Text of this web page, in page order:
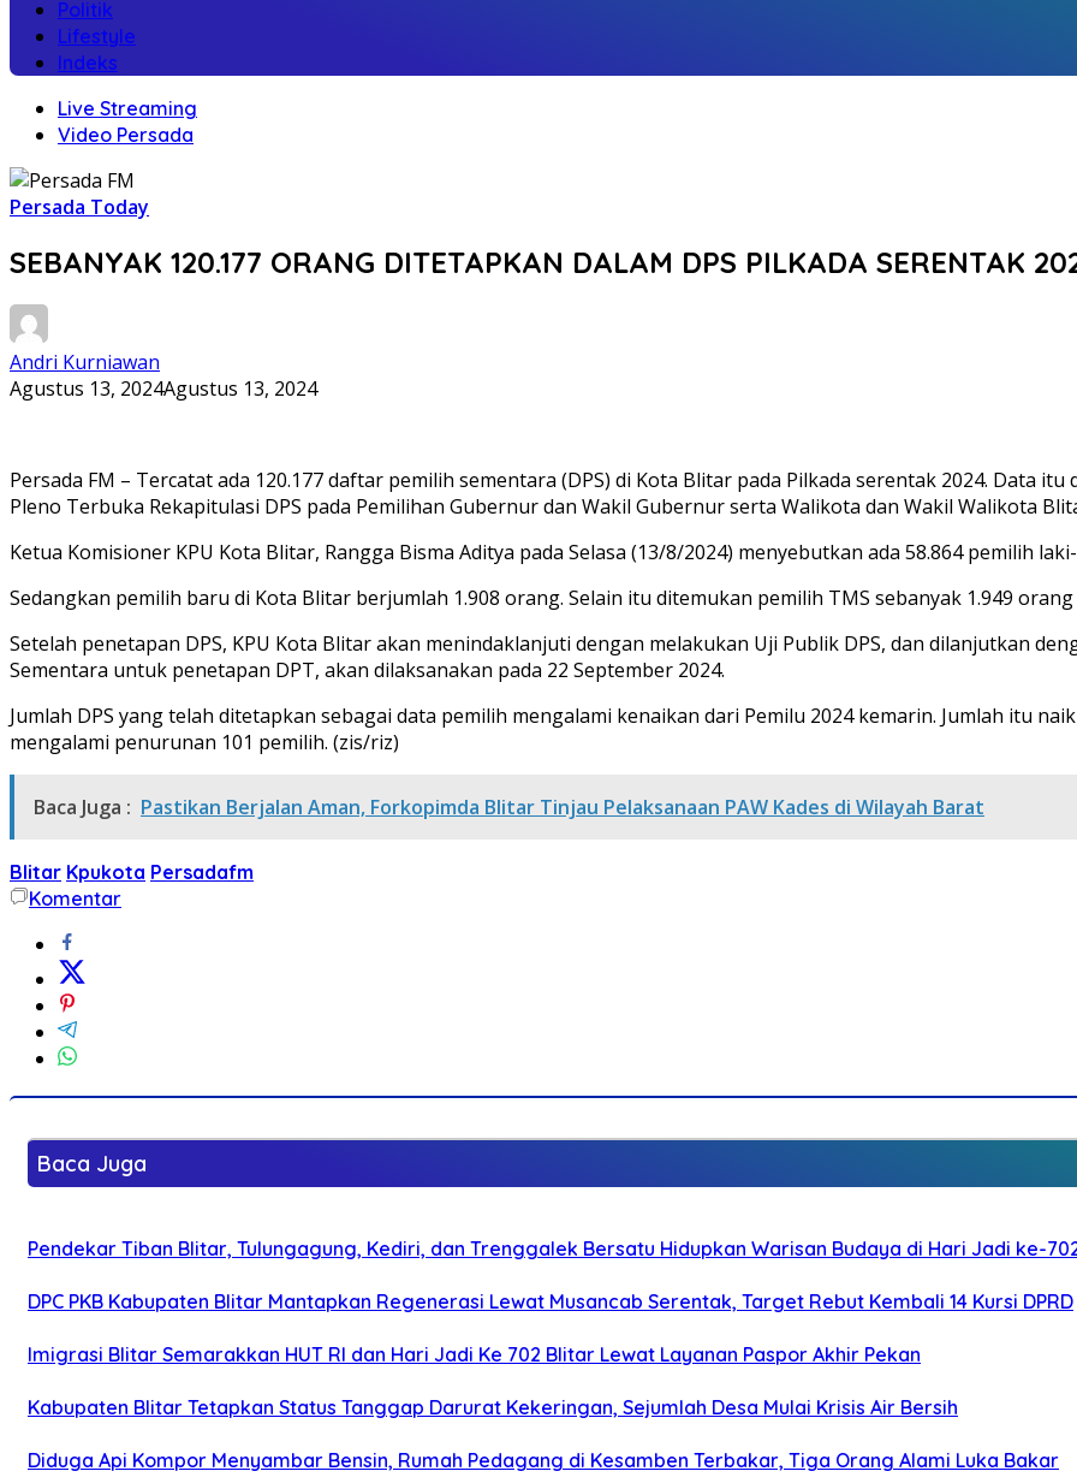
Politik
Lifestyle
Indeks
Live Streaming
Video Persada
Persada Today
SEBANYAK 120.177 ORANG DITETAPKAN DALAM DPS PILKADA SERENTAK
Andri Kurniawan
Agustus 13, 2024Agustus 13, 2024
Persada FM – Tercatat ada 120.177 daftar pemilih sementara (DPS) di Kota Blitar pada Pilkada serentak 2024. Data
Pleno Terbuka Rekapitulasi DPS pada Pemilihan Gubernur dan Wakil Gubernur serta Walikota dan Wakil Walikota
Ketua Komisioner KPU Kota Blitar, Rangga Bisma Aditya pada Selasa (13/8/2024) menyebutkan ada 58.864 pemilih
Sedangkan pemilih baru di Kota Blitar berjumlah 1.908 orang. Selain itu ditemukan pemilih TMS sebanyak 1.949
Setelah penetapan DPS, KPU Kota Blitar akan menindaklanjuti dengan melakukan Uji Publik DPS, dan dilanjutkan
Sementara untuk penetapan DPT, akan dilaksanakan pada 22 September 2024.
Jumlah DPS yang telah ditetapkan sebagai data pemilih mengalami kenaikan dari Pemilu 2024 kemarin. Jumlah itu
mengalami penurunan 101 pemilih. (zis/riz)
Baca Juga : Pastikan Berjalan Aman, Forkopimda Blitar Tinjau Pelaksanaan PAW Kades di Wilayah Barat
Blitar Kpukota Persadafm
Komentar
Baca Juga
Pendekar Tiban Blitar, Tulungagung, Kediri, dan Trenggalek Bersatu Hidupkan Warisan Budaya di Hari Jadi ke-
DPC PKB Kabupaten Blitar Mantapkan Regenerasi Lewat Musancab Serentak, Target Rebut Kembali 14 Kursi DPRD
Imigrasi Blitar Semarakkan HUT RI dan Hari Jadi Ke 702 Blitar Lewat Layanan Paspor Akhir Pekan
Kabupaten Blitar Tetapkan Status Tanggap Darurat Kekeringan, Sejumlah Desa Mulai Krisis Air Bersih
Diduga Api Kompor Menyambar Bensin, Rumah Pedagang di Kesamben Terbakar, Tiga Orang Alami Luka Bakar